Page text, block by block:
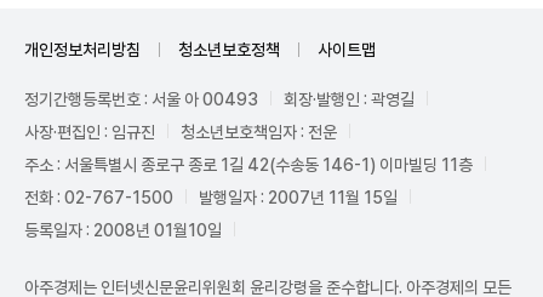
개인정보처리방침 청소년보호정책 사이트맵
정기간행등록번호 : 서울 아 00493
회장·발행인 : 곽영길
사장·편집인 : 임규진
청소년보호책임자 : 전운
주소 : 서울특별시 종로구 종로 1길 42(수송동 146-1) 이마빌딩 11층
전화 : 02-767-1500
발행일자 : 2007년 11월 15일
등록일자 : 2008년 01월10일
아주경제는 인터넷신문윤리위원회 윤리강령을 준수합니다. 아주경제의 모든